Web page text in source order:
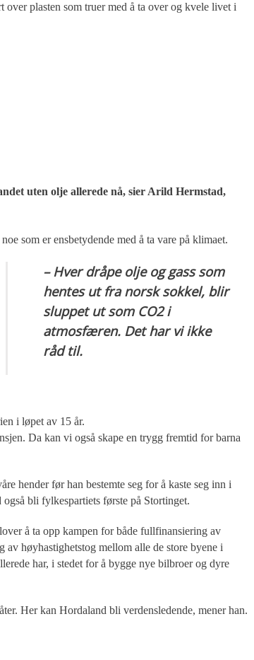
plasten som truer med å ta over og kvele livet i
uten olje allerede nå, sier Arild Hermstad,
som er ensbetydende med å ta vare på klimaet.
– Hver dråpe olje og gass som
hentes ut fra norsk sokkel, blir
sluppet ut som CO2 i
atmosfæren. Det har vi ikke
råd til.
i løpet av 15 år.
Da kan vi også skape en trygg fremtid for barna
hender før han bestemte seg for å kaste seg inn i
bli fylkespartiets første på Stortinget.
å ta opp kampen for både fullfinansiering av
høyhastighetstog mellom alle de store byene i
har, i stedet for å bygge nye bilbroer og dyre
Her kan Hordaland bli verdensledende, mener han.